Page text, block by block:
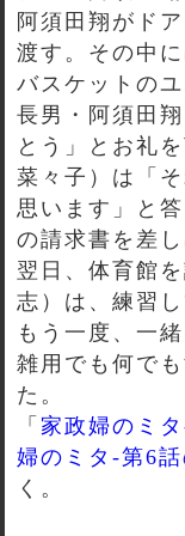
阿須田翔がド
渡す。その中
バスケットの
長男・阿須田
とう」とお礼
菜々子）は「
思います」と
の請求書を差し
翌日、体育館
志）は、練習
もう一度、一
雑用でも何で
た。
「 家政婦のミ
婦のミタ-第6
く。